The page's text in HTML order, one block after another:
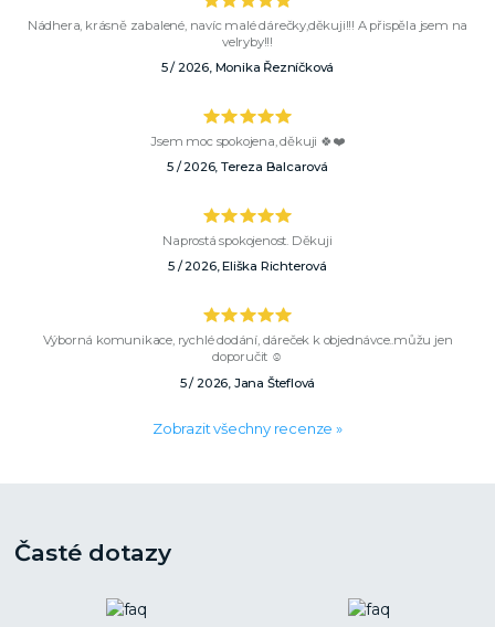
Nádhera, krásně zabalené, navíc malé dárečky,děkuji!!! A přispěla jsem na
velryby!!!
5 / 2026, Monika Řezníčková
Jsem moc spokojena, děkuji 🍀❤️
5 / 2026, Tereza Balcarová
Naprostá spokojenost. Děkuji
5 / 2026, Eliška Richterová
Výborná komunikace, rychlé dodání, dáreček k objednávce..můžu jen
doporučit ☺️
5 / 2026, Jana Šteflová
Zobrazit všechny recenze »
Časté dotazy